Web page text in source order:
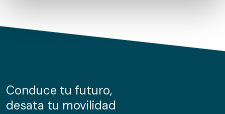
de cookies.
información sobre el uso que haga del sitio web con
nuestros partners de redes sociales, publicidad y análisis
Conduce tu futuro,
desata tu movilidad